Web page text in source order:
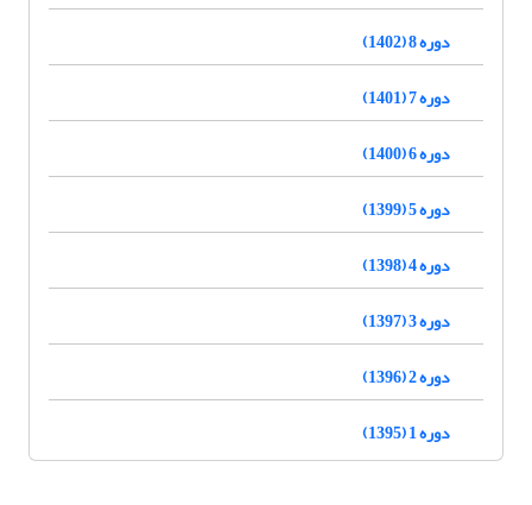
دوره 8 (1402)
دوره 7 (1401)
دوره 6 (1400)
دوره 5 (1399)
دوره 4 (1398)
دوره 3 (1397)
دوره 2 (1396)
دوره 1 (1395)